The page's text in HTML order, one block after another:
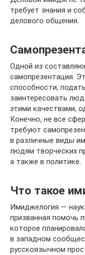
требует знания и
делового общения.
Одной из
самопрезентация.
способности,
заинтересовать
этими качествами,
Конечно, не все
требуют
в различные виды
людям творческих
а также в политике.
Что такое
Имиджелогия —
призванная помочь
которое
в западном
русскоязычном